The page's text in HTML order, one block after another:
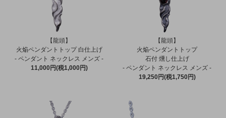
【龍頭】
火焔ペンダントトップ 白仕上げ
- ペンダント ネックレス メンズ -
11,000円(税1,000円)
【龍頭】
火焔ペンダントトップ
石付 燻し仕上げ
- ペンダント ネックレス メンズ -
19,250円(税1,750円)